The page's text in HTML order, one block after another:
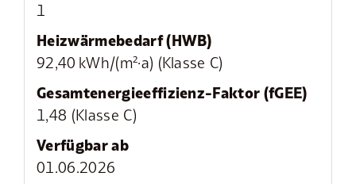
1
Heizwärmebedarf (HWB)
92,40 kWh/(m²·a) (Klasse C)
Gesamtenergie­effizienz-Faktor (fGEE)
1,48 (Klasse C)
Verfügbar ab
01.06.2026